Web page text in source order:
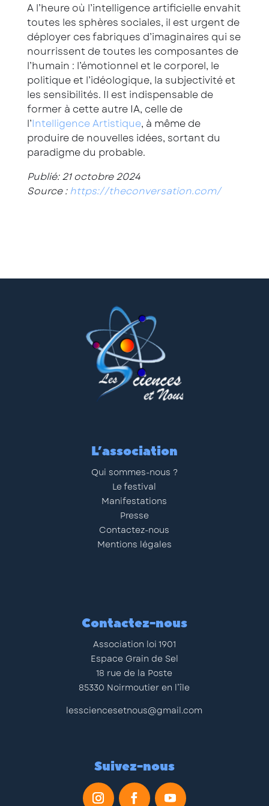
A l’heure où l’intelligence artificielle envahit
toutes les sphères sociales, il est urgent de
déployer ces fabriques d’imaginaires qui se
nourrissent de toutes les composantes de
l’humain : l’émotionnel et le corporel, le
politique et l’idéologique, la subjectivité et
les sensibilités. Il est indispensable de
former à cette autre IA, celle de
l’Intelligence Artistique, à même de
produire de nouvelles idées, sortant du
paradigme du probable.
Publié: 21 octobre 2024
Source :https://theconversation.com/
L’association
Qui sommes-nous ?
Le festival
Manifestations
Presse
Contactez-nous
Mentions légales
Contactez-nous
Association loi 1901
Espace Grain de Sel
18 rue de la Poste
85330 Noirmoutier en l’île
lessciencesetnous@gmail.com
Suivez-nous